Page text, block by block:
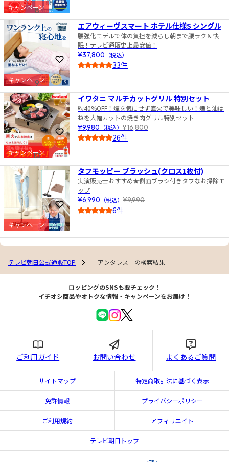
キャンペーン
お気に入りに登録
キャンペーン
8
エアウィーヴスマート ホテル仕様S シングル
腰強化モデルで体の負担を減らし朝まで腰ラク＆快
眠！テレビ通販史上最安値！
¥37,800 （税込）
33件
お気に入りに登録
キャンペーン
9
イワタニ マルチカットグリル 特別セット
約40%OFF！煙を気にせず直火で美味しい！煙と油は
ねを大幅カットの焼き肉グリル特別セット
¥9,980 （税込） ¥16,800
26件
お気に入りに登録
キャンペーン
10
タフモッピー ブラッシュ(クロス1枚付)
実演販売士おすすめ★側面ブラシ付きタフなお掃除モ
ップ
¥6,990 （税込） ¥9,990
6件
テレビ朝日公式通販TOP 「アンタレス」の検索結果
ロッピングのSNSも要チェック！
イチオシ商品やオトクな情報・キャンペーンをお届け！
ご利用ガイド お問い合わせ よくあるご質問
サイトマップ 特定商取引法に基づく表示
免許情報 プライバシーポリシー
ご利用規約 アフィリエイト
テレビ朝日トップ